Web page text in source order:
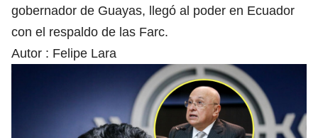
gobernador de Guayas, llegó al poder en Ecuador
con el respaldo de las Farc.
Autor : Felipe Lara